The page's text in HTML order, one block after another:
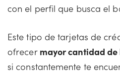
con el perfil que busca el
Este tipo de tarjetas de
ofrecermayor cantidad de
si constantemente te